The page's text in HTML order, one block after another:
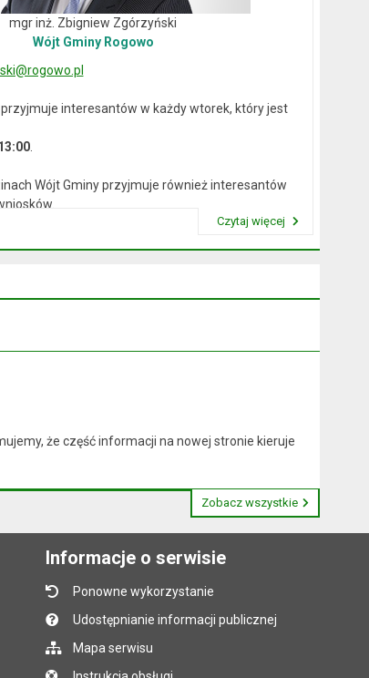
mgr inż. Zbigniew Zgórzyński
Wójt Gminy Rogowo
interesantów w każdy wtorek, który jest
.
Wójt Gminy przyjmuje również interesantów
Czytaj więcej
że część informacji na nowej stronie kieruje
Zobacz wszystkie
Informacje o serwisie
Ponowne wykorzystanie
Udostępnianie informacji publicznej
Mapa serwisu